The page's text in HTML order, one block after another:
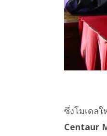
ซึ่งโมเดล
Centaur